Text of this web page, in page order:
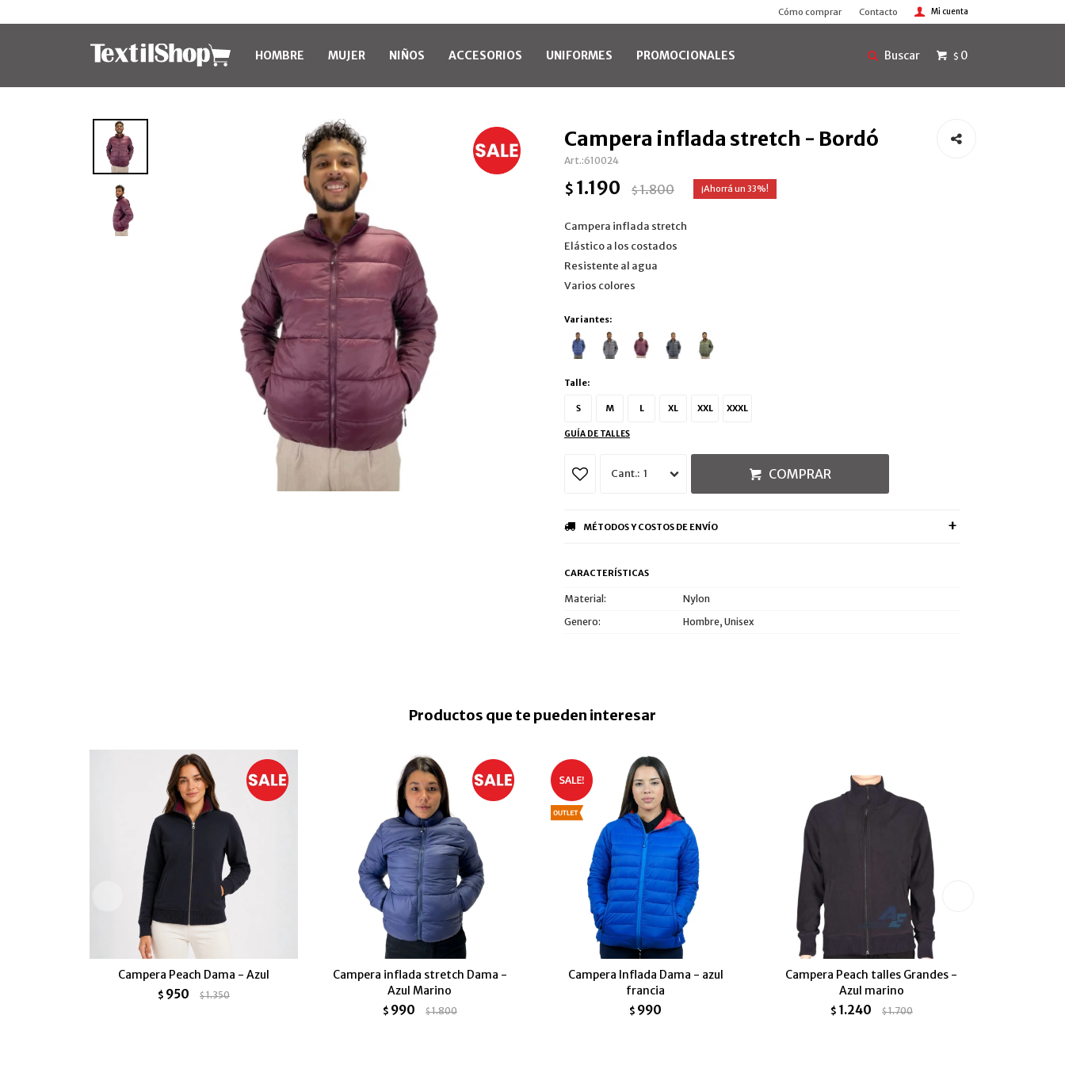
HOMBRE MUJER NIÑOS ACCESORIOS UNIFORMES PROMOCIONALES $ 0
Cómo comprar Contacto
Campera inflada stretch - Bordó
610024
$ 1.190 $1.800 33
Campera inflada stretch
Elástico a los costados
Resistente al agua
Varios colores
Variantes:
Talle:
S M L XL XXL XXXL
GUÍA DE TALLES
1 COMPRAR
MÉTODOS Y COSTOS DE ENVÍO
CARACTERÍSTICAS
Material
Nylon
Genero
Hombre, Unisex
Productos que te pueden interesar
Campera Peach Dama - Azul
$ 950 $1.350
Campera inflada stretch Dama -
Azul Marino
$ 990 $1.800
Campera Inflada Dama - azul
francia
$ 990
Campera Peach talles Grandes -
Azul marino
$ 1.240 $1.700